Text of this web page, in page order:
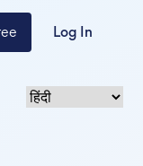
Log In